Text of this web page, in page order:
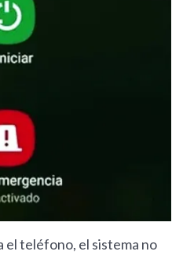
el teléfono, el sistema no